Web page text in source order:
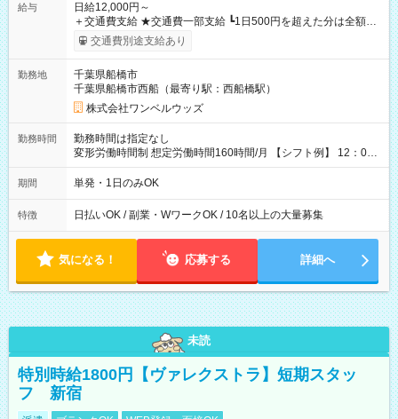
給与
日給12,000円～
＋交通費支給 ★交通費一部支給 ┗1日500円を超えた分は全額支
給！ ※往復500円以内の方は自己負担となります ★日払いOK！
（規定あり） ┗働いたその日に現金GET♪ お仕事後はコンビニ
なし
交通費別途支給あり
勤務地
千葉県船橋市
千葉県船橋市西船（最寄り駅：西船橋駅）
株式会社ワンベルウッズ
勤務時間
勤務時間は指定なし
変形労働時間制 想定労働時間160時間/月 【シフト例】 12：00
～22：00
期間 単発・1日のみOK
特徴 日払いOK / 副業・WワークOK / 10名以上の大量募集
気になる！ 応募する 詳細へ
未読
特別時給1800円【ヴァレクストラ】短期スタッ
フ 新宿